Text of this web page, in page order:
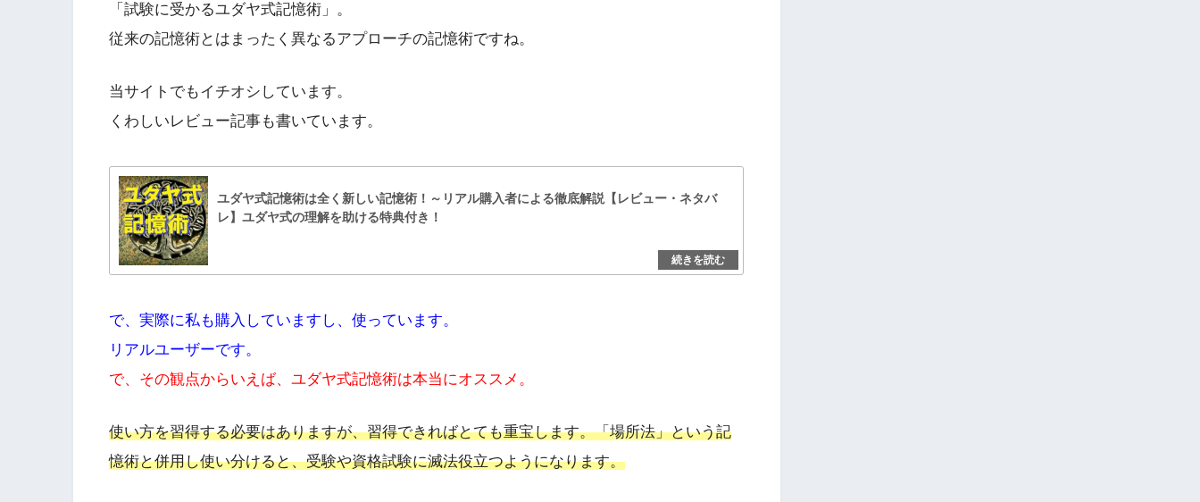
「試験に受かるユダヤ式記憶術」。
従来の記憶術とはまったく異なるアプローチの記憶術ですね。
当サイトでもイチオシしています。
くわしいレビュー記事も書いています。
ユダヤ式記憶術は全く新しい記憶術！～リアル購入者による徹底解説【レビュー・ネタバ
レ】ユダヤ式の理解を助ける特典付き！
で、実際に私も購入していますし、使っています。
リアルユーザーです。
で、その観点からいえば、ユダヤ式記憶術は本当にオススメ。
使い方を習得する必要はありますが、習得できればとても重宝します。「場所法」という記
憶術と併用し使い分けると、受験や資格試験に滅法役立つようになります。